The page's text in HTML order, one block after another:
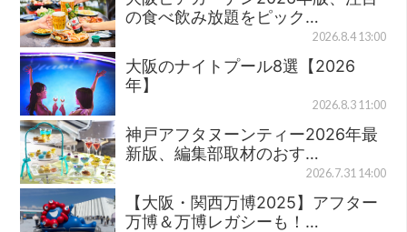
の食べ飲み放題をピック…
2026.8.4 13:00
大阪のナイトプール8選【2026
年】
2026.8.3 11:00
神戸アフタヌーンティー2026年最
新版、編集部取材のおす…
2026.7.31 14:00
【大阪・関西万博2025】アフター
万博＆万博レガシーも！…